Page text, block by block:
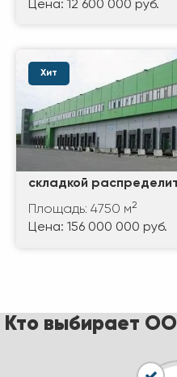
Цена: 12 600 000 руб.
Хит
складкой
Площадь: 4750 м2
Цена: 156 000 000 руб.
Кто выбирает